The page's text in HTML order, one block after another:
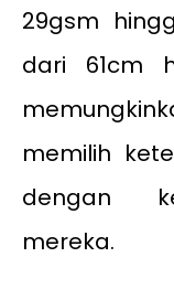
29gsm
dari 61cm
memilih
dengan
mereka.